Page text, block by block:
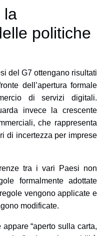
la
politiche
del G7 ottengano risultati
dell’apertura formale
di servizi digitali.
invece la crescente
che rappresenta
di incertezza per imprese
tra i vari Paesi non
formalmente adottate
vengono applicate e
modificate.
appare “aperto sulla carta,